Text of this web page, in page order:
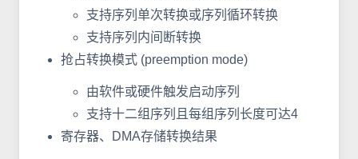
支持序列单次转换或序列循环转换
支持序列内间断转换
抢占转换模式 (preemption mode)
由软件或硬件触发启动序列
支持十二组序列且每组序列长度可达4
寄存器、DMA存储转换结果